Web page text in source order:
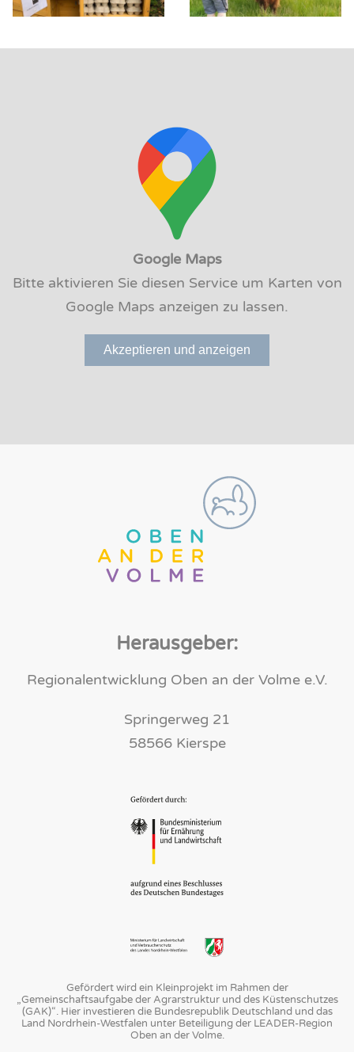
Google Maps
Bitte aktivieren Sie diesen Service um Karten von
Google Maps anzeigen zu lassen.
Akzeptieren und anzeigen
Herausgeber:
Regionalentwicklung Oben an der Volme e.V.
Springerweg 21
58566 Kierspe
Gefördert wird ein Kleinprojekt im Rahmen der
„Gemeinschaftsaufgabe der Agrarstruktur und des Küstenschutzes
(GAK)“. Hier investieren die Bundesrepublik Deutschland und das
Land Nordrhein-Westfalen unter Beteiligung der LEADER-Region
Oben an der Volme.